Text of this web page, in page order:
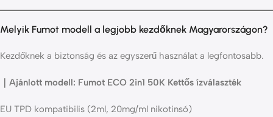
Melyik Fumot modell a legjobb kezdőknek Magyarországon?
Kezdőknek a biztonság és az egyszerű használat a legfontosabb.
｜Ajánlott modell: Fumot ECO 2in1 50K Kettős ízválaszték
EU TPD kompatibilis (2ml, 20mg/ml nikotinsó)